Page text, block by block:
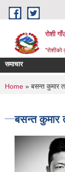
Skip to main content
रोशी
"रोशीको
समाचार
You are
Home » बसन्त कुमार
बसन्त कुमार